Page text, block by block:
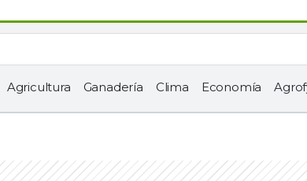
Agricultura Ganadería Clima Economía